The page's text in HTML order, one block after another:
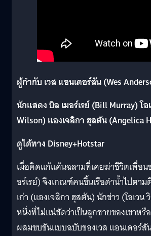
ผู้กำกับ เวส แอนเดอร์สัน (Wes
นักแสดง บิล เมอร์เรย์ (Bill Murray) โ
Wilson) แองเจลิกา ฮุสตัน (Angelica
ดูได้ทาง Disney+Hotstar
เมื่อคิดแก้แค้นฉลามที่เคยฆ่าชีวิตเพื่อน
อร์เรย์) จึงเกณฑ์คนขึ้นเรือดำน้ำไปตาม
เก่า (แองเจลิกา ฮุสตัน) นักข่าว (โอเว
หนึ่งที่ไม่แน่ชัดว่าเป็นลูกชายของเขาห
ผสมขบขันแบบฉบับของเวส แอนเดอร์